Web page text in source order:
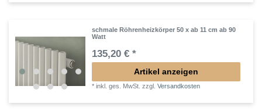
schmale Röhrenheizkörper 50 x ab 11 cm ab 90
Watt
135,20 € *
Artikel anzeigen
*inkl. ges. MwSt. zzgl.Versandkosten